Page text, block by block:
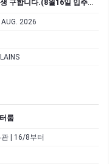
합니다.(8월16일 입주가능)
2026
룸
관 | 16/8부터